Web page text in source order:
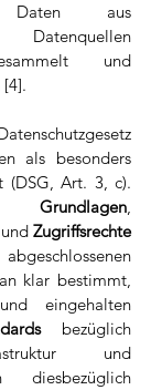
aus
und
als besonders
(DSG, Art. 3, c).
und
Zugriffsrechte
klar bestimmt,
eingehalten
bezüglich
und
diesbezüglich